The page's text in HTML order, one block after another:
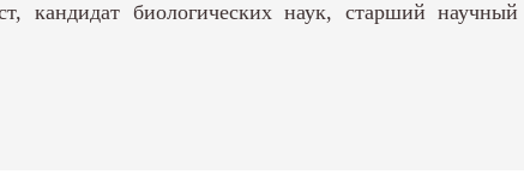
кандидат биологических наук, старший научный